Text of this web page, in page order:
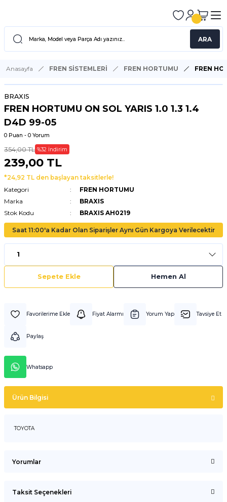
ARA
Anasayfa FREN SİSTEMLERİ FREN HORTUMU FREN
BRAXIS
FREN HORTUMU ON SOL YARIS 1.0 1.3 1.4
D4D 99-05
0 Puan - 0 Yorum
354,00 TL %32 İndirim
239,00 TL
*24,92 TL den başlayan taksitlerle!
Kategori
FREN HORTUMU
Marka
BRAXIS
Stok Kodu
BRAXIS AH0219
Saat 11:00'a Kadar Olan Siparişler Aynı Gün Kargoya Verilecektir
Sepete Ekle Hemen Al
Fiyat Alarmı Yorum Yap Tavsiye Et
Paylaş
Whatsapp
Ürün Bilgisi
TOYOTA
Yorumlar
Taksit Seçenekleri